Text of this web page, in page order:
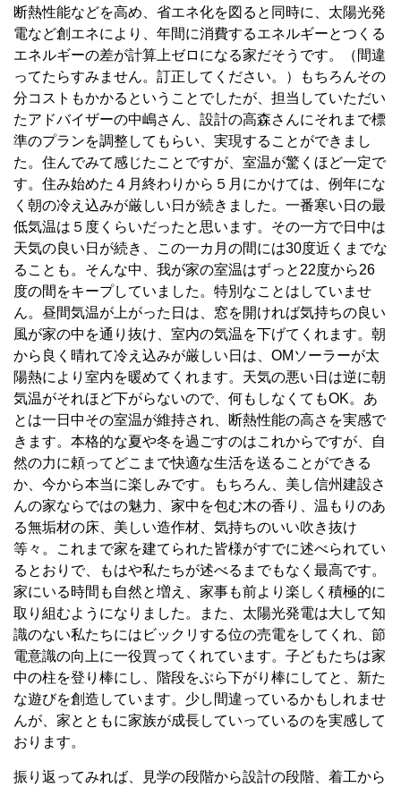
断熱性能などを高め、省エネ化を図ると同時に、太陽光発
電など創エネにより、年間に消費するエネルギーとつくる
エネルギーの差が計算上ゼロになる家だそうです。（間違
ってたらすみません。訂正してください。）もちろんその
分コストもかかるということでしたが、担当していただい
たアドバイザーの中嶋さん、設計の高森さんにそれまで標
準のプランを調整してもらい、実現することができまし
た。住んでみて感じたことですが、室温が驚くほど一定で
す。住み始めた４月終わりから５月にかけては、例年にな
く朝の冷え込みが厳しい日が続きました。一番寒い日の最
低気温は５度くらいだったと思います。その一方で日中は
天気の良い日が続き、この一カ月の間には30度近くまでな
ることも。そんな中、我が家の室温はずっと22度から26
度の間をキープしていました。特別なことはしていませ
ん。昼間気温が上がった日は、窓を開ければ気持ちの良い
風が家の中を通り抜け、室内の気温を下げてくれます。朝
から良く晴れて冷え込みが厳しい日は、OMソーラーが太
陽熱により室内を暖めてくれます。天気の悪い日は逆に朝
気温がそれほど下がらないので、何もしなくてもOK。あ
とは一日中その室温が維持され、断熱性能の高さを実感で
きます。本格的な夏や冬を過ごすのはこれからですが、自
然の力に頼ってどこまで快適な生活を送ることができる
か、今から本当に楽しみです。もちろん、美し信州建設さ
んの家ならではの魅力、家中を包む木の香り、温もりのあ
る無垢材の床、美しい造作材、気持ちのいい吹き抜け
等々。これまで家を建てられた皆様がすでに述べられてい
るとおりで、もはや私たちが述べるまでもなく最高です。
家にいる時間も自然と増え、家事も前より楽しく積極的に
取り組むようになりました。また、太陽光発電は大して知
識のない私たちにはビックリする位の売電をしてくれ、節
電意識の向上に一役買ってくれています。子どもたちは家
中の柱を登り棒にし、階段をぶら下がり棒にしてと、新た
な遊びを創造しています。少し間違っているかもしれませ
んが、家とともに家族が成長していっているのを実感して
おります。
振り返ってみれば、見学の段階から設計の段階、着工から